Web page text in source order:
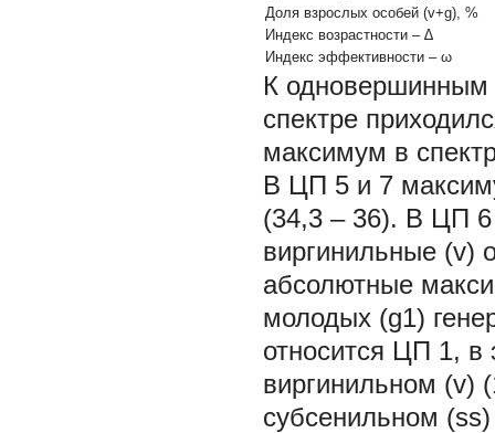
Доля взрослых особей (v+g), %
Индекс возрастности – ∆
Индекс эффективности – ω
К
спектре
максимум в
В ЦП 5 и 7
(34,3 – 36). В ЦП 6
виргинильные (v)
абсолютные
молодых (g1)
относится ЦП 1, в
виргинильном (v)
субсенильном